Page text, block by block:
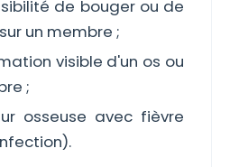
de bouger ou de
un membre ;
visible d'un os ou
;
osseuse avec fièvre